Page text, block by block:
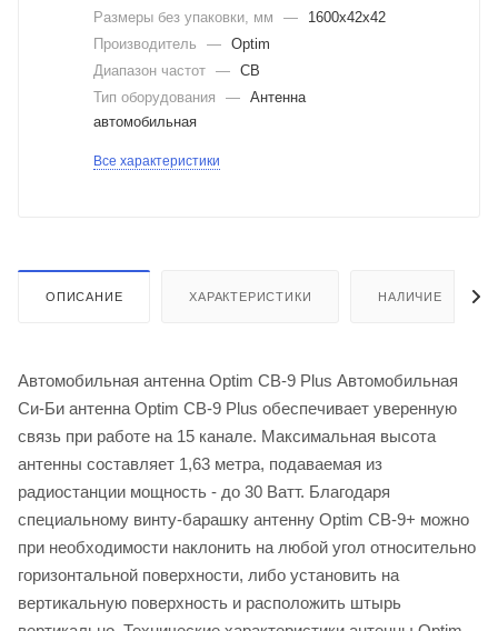
Размеры без упаковки, мм
—
1600x42x42
Производитель
— Optim
Диапазон частот — CB
Тип оборудования
— Антенна
автомобильная
Все характеристики
ОПИСАНИЕ ХАРАКТЕРИСТИКИ НАЛИЧИЕ
Автомобильная антенна Optim CB-9 Plus Автомобильная
Си-Би антенна Optim CB-9 Plus обеспечивает уверенную
связь при работе на 15 канале. Максимальная высота
антенны составляет 1,63 метра, подаваемая из
радиостанции мощность - до 30 Ватт. Благодаря
специальному винту-барашку антенну Optim CB-9+ можно
при необходимости наклонить на любой угол относительно
горизонтальной поверхности, либо установить на
вертикальную поверхность и расположить штырь